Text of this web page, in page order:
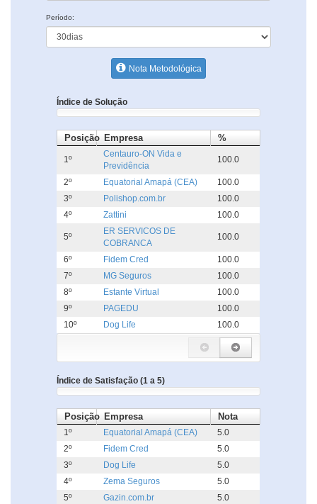
Período:
Nota Metodológica
Índice de Solução
Posição Empresa %
1º
Centauro-ON Vida e
Previdência
100.0
2º Equatorial Amapá (CEA)
100.0
3º
Polishop.com.br
100.0
4º
Zattini 100.0
5º
ER SERVICOS DE
COBRANCA
100.0
6º Fidem Cred
100.0
7º
MG Seguros
100.0
8º
Estante Virtual
100.0
9º
PAGEDU
100.0
10º
Dog Life 100.0
Índice de Satisfação (1 a 5)
Posição Empresa Nota
1º Equatorial Amapá (CEA)
5.0
2º
Fidem Cred
5.0
3º
Dog Life
5.0
4º
Zema Seguros
5.0
5º
Gazin.com.br
5.0